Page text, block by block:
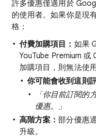
許多優惠僅適用於
的使用者。如果你是現
格：
付費加購項目： 如果
YouTube Premium
加購項目，則無法使
你可能會收到這則
「你目前訂閱的
優惠。」
高階方案：部分優惠
升級。